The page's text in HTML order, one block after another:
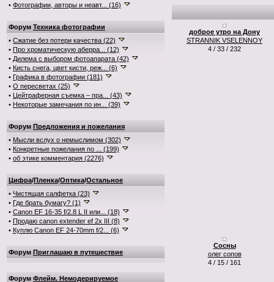
• Фотографии, авторы и неавт... (16)
Форум Техника фотографии
• Сжатие без потери качества (22)
• Про хроматическую аберра... (12)
• Дилема с выбором фотоапарата (42)
• Кисть снега, цвет кисти, реж... (6)
• Графика в фотографии (181)
• О пересветах (25)
• Цейтраферная съемка – пра... (43)
• Некоторые замечания по ин... (39)
Форум Предложения и пожелания
• Мысли вслух о немыслимом (302)
• Конкретные пожелания по ... (199)
• об этике комментария (2276)
Цифра/Пленка/Оптика/Остальное
• Чистящая салфетка (23)
• Где брать бумагу? (1)
• Canon EF 16-35 f/2.8 L II или... (18)
• Продаю canon extender ef 2x III (8)
• Куплю Canon EF 24-70mm f/2... (6)
Форум Приглашаю в путешествие
Форум Флейм. Немодерируемое
доброе утро на Дону
STRANNIK VSELENNOY
4 / 33 / 232
Сосны
олег сопов
4 / 15 / 161